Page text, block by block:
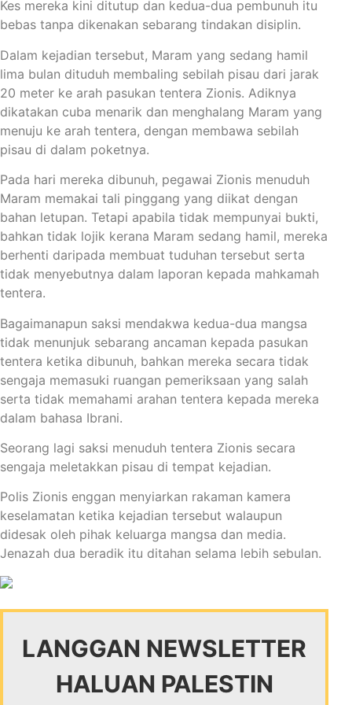
Kes mereka kini ditutup dan kedua-dua pembunuh itu
bebas tanpa dikenakan sebarang tindakan disiplin.
Dalam kejadian tersebut, Maram yang sedang hamil
lima bulan dituduh membaling sebilah pisau dari jarak
20 meter ke arah pasukan tentera Zionis. Adiknya
dikatakan cuba menarik dan menghalang Maram yang
menuju ke arah tentera, dengan membawa sebilah
pisau di dalam poketnya.
Pada hari mereka dibunuh, pegawai Zionis menuduh
Maram memakai tali pinggang yang diikat dengan
bahan letupan. Tetapi apabila tidak mempunyai bukti,
bahkan tidak lojik kerana Maram sedang hamil, mereka
berhenti daripada membuat tuduhan tersebut serta
tidak menyebutnya dalam laporan kepada mahkamah
tentera.
Bagaimanapun saksi mendakwa kedua-dua mangsa
tidak menunjuk sebarang ancaman kepada pasukan
tentera ketika dibunuh, bahkan mereka secara tidak
sengaja memasuki ruangan pemeriksaan yang salah
serta tidak memahami arahan tentera kepada mereka
dalam bahasa Ibrani.
Seorang lagi saksi menuduh tentera Zionis secara
sengaja meletakkan pisau di tempat kejadian.
Polis Zionis enggan menyiarkan rakaman kamera
keselamatan ketika kejadian tersebut walaupun
didesak oleh pihak keluarga mangsa dan media.
Jenazah dua beradik itu ditahan selama lebih sebulan.
LANGGAN NEWSLETTER
HALUAN PALESTIN